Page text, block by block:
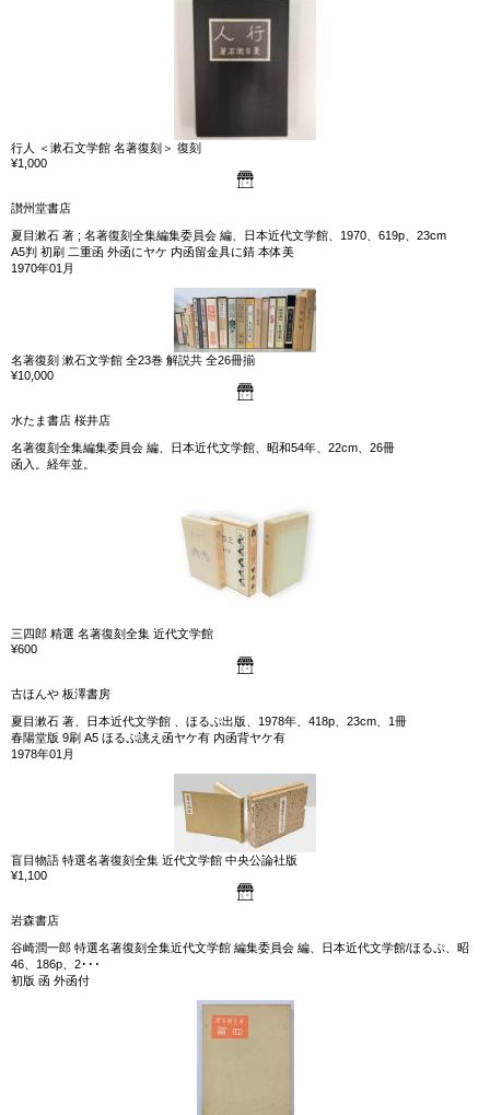
行人 ＜漱石文学館 名著復刻＞ 復刻
¥1,000
讃州堂書店
夏目漱石 著 ; 名著復刻全集編集委員会 編、日本近代文学館、1970、619p、23cm
A5判 初刷 二重函 外函にヤケ 内函留金具に錆 本体美
1970年01月
名著復刻 漱石文学館 全23巻 解説共 全26冊揃
¥10,000
水たま書店 桜井店
名著復刻全集編集委員会 編、日本近代文学館、昭和54年、22cm、26冊
函入。経年並。
三四郎 精選 名著復刻全集 近代文学館
¥600
古ほんや 板澤書房
夏目漱石 著、日本近代文学館 、ほるぷ出版、1978年、418p、23cm、1冊
春陽堂版 9刷 A5 ほるぷ誂え函ヤケ有 内函背ヤケ有
1978年01月
盲目物語 特選名著復刻全集 近代文学館 中央公論社版
¥1,100
岩森書店
谷崎潤一郎 特選名著復刻全集近代文学館 編集委員会 編、日本近代文学館/ほるぷ、昭
46、186p、2･･･
初版 函 外函付